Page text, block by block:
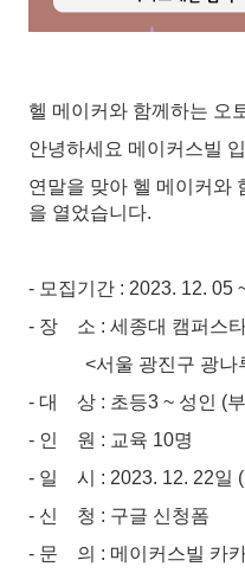
헬 메이커와 함께하는 오
안녕하세요 메이커스빌
연말을 맞아 헬 메이커와
을 열었습니다.
- 모집기간 : 2023. 12. 05
- 장 소 : 세종대 캠퍼스
<서울 광진구 광나루
- 대 상 : 초등3 ~ 성인 (
- 인 원 : 교육 10명
- 일 시 : 2023. 12. 22일
- 신 청 : 구글 신청폼
- 문 의 : 메이커스빌 카